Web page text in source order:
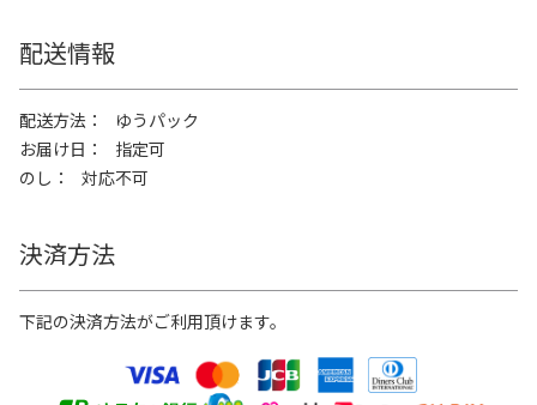
配送情報
配送方法
ゆうパック
お届け日
指定可
のし
対応不可
決済方法
下記の決済方法がご利用頂けます。